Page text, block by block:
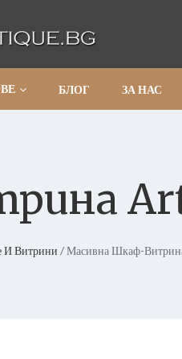
БЛОГ ЗА НАС
И Витрини / Масивна Шкаф-